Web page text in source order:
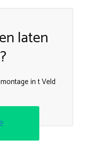
laten
in t Veld